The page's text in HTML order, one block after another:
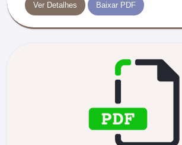
Ver Detalhes Baixar PDF